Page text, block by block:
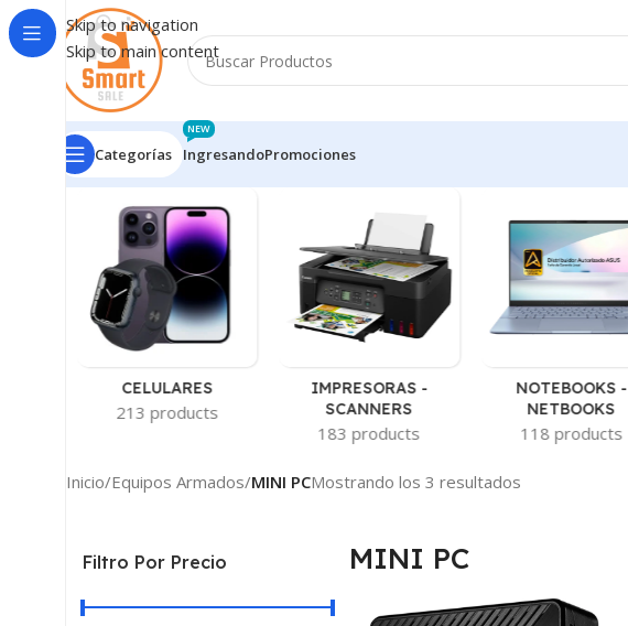
Skip to navigation
Skip to main content
Categorías Ingresando
NEW
Promociones
CELULARES
213 products
IMPRESORAS -
SCANNERS
183 products
NOTEBOOKS -
NETBOOKS
118 products
Inicio/Equipos Armados/MINI PCMostrando los 3 resultados
Filtro Por Precio MINI PC